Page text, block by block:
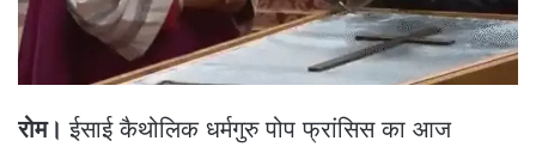
i
l
रोम। ईसाई कैथोलिक धर्मगुरु पोप फ्रांसिस का आज